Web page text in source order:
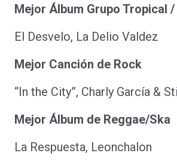
Mejor Álbum Grupo Tropical /
El Desvelo, La Delio Valdez
Mejor Canción de Rock
“In the City”, Charly García &
Mejor Álbum de Reggae/Ska
La Respuesta, Leonchalon